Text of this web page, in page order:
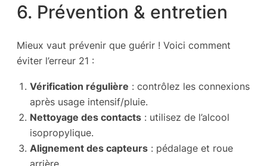
6. Prévention & entretien
Mieux vaut prévenir que guérir ! Voici comment
éviter l’erreur 21 :
Vérification régulière : contrôlez les connexions
après usage intensif/pluie.
Nettoyage des contacts : utilisez de l’alcool
isopropylique.
Alignement des capteurs : pédalage et roue
arrière.